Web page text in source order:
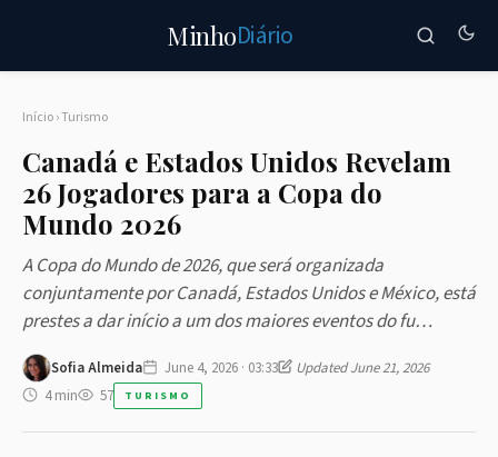
MinhoDiário
Início›Turismo
Canadá e Estados Unidos Revelam
26 Jogadores para a Copa do
Mundo 2026
A Copa do Mundo de 2026, que será organizada
conjuntamente por Canadá, Estados Unidos e México, está
prestes a dar início a um dos maiores eventos do fu…
Sofia Almeida June 4, 2026 · 03:33
Updated June 21, 2026
4 min
57 TURISMO